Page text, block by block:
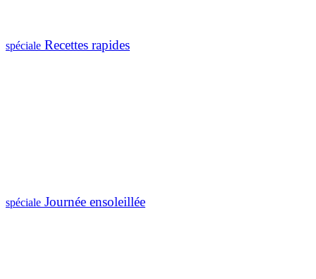
spéciale Recettes rapides
spéciale Journée ensoleillée